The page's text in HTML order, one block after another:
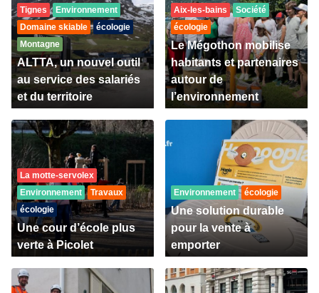
Tignes
Environnement
Domaine skiable
écologie
Montagne
ALTTA, un nouvel outil
au service des salariés
et du territoire
Aix-les-bains
Société
écologie
Le Mégothon mobilise
habitants et partenaires
autour de
l’environnement
La motte-servolex
Environnement
Travaux
écologie
Une cour d’école plus
verte à Picolet
Environnement écologie
Une solution durable
pour la vente à
emporter